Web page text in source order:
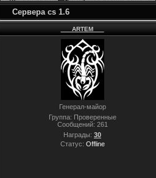
Сервера cs 1.6
___ARTEM___
Генерал-майор
Группа: Проверенные
Сообщений: 261
Награды: 30
Статус: Offline